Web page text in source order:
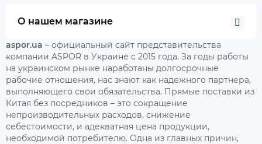
О нашем магазине
aspor.ua – официальный сайт представительства
компании ASPOR в Украине с 2015 года. За годы работы
на украинском рынке наработаны долгосрочные
рабочие отношения, нас знают как надежного партнера,
выполняющего свои обязательства. Прямые поставки из
Китая без посредников – это сокращение
непроизводительных расходов, снижение
себестоимости, и адекватная цена продукции,
необходимой потребителю. Одна из главных причин,